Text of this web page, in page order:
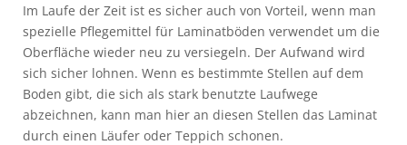
Im Laufe der Zeit ist es sicher auch von Vorteil, wenn man
spezielle Pflegemittel für Laminatböden verwendet um die
Oberfläche wieder neu zu versiegeln. Der Aufwand wird
sich sicher lohnen. Wenn es bestimmte Stellen auf dem
Boden gibt, die sich als stark benutzte Laufwege
abzeichnen, kann man hier an diesen Stellen das Laminat
durch einen Läufer oder Teppich schonen.